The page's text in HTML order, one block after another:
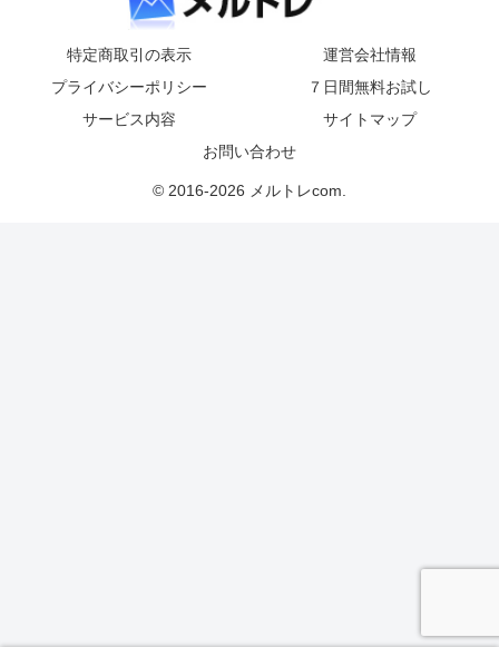
特定商取引の表示
運営会社情報
プライバシーポリシー
７日間無料お試し
サービス内容
サイトマップ
お問い合わせ
© 2016-2026 メルトレcom.